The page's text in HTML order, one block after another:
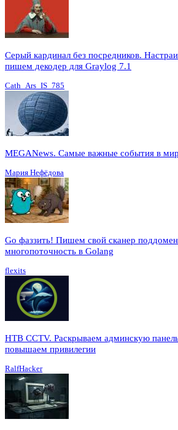
Серый кардинал без посредников.
пишем декодер для Graylog 7.1
Cath_Ars_IS_785
MEGANews. Cамые важные события в
Мария Нефёдова
Go фаззить! Пишем свой сканер
многопоточность в Golang
flexits
HTB CCTV. Раскрываем админскую
повышаем привилегии
RalfHacker